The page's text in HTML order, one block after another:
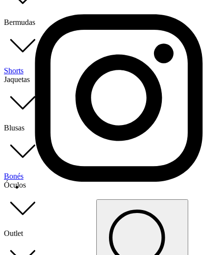
Bermudas
Shorts
Jaquetas
Blusas
Bonés
Óculos
Outlet